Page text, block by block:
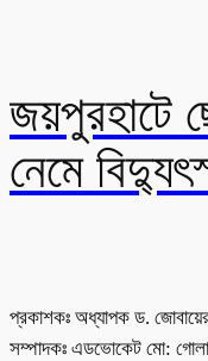
জয়পুরহাটে
নেমে
প্রকাশকঃ অধ্যাপক ড.
সম্পাদকঃ এডভোকেট মো: